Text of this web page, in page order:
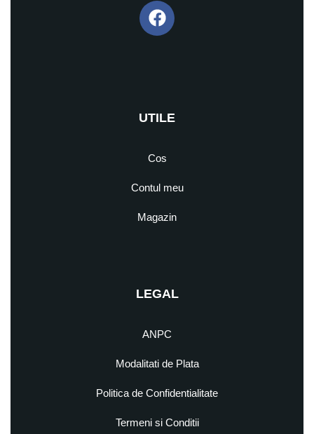
UTILE
Cos
Contul meu
Magazin
LEGAL
ANPC
Modalitati de Plata
Politica de Confidentialitate
Termeni si Conditii